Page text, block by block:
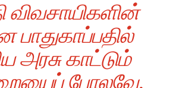
விவசாயிகளின்
பாதுகாப்பதில்
அரசு காட்டும்
போலவே,